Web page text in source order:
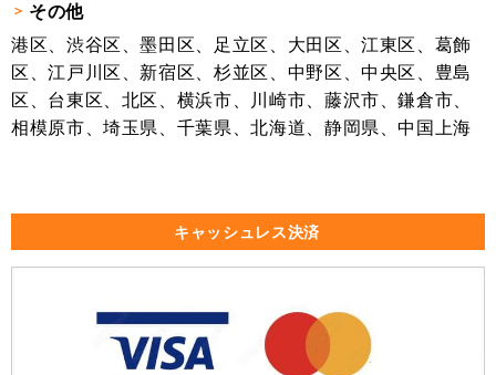
その他
港区、渋谷区、墨田区、足立区、大田区、江東区、葛飾
区、江戸川区、新宿区、杉並区、中野区、中央区、豊島
区、台東区、北区、横浜市、川崎市、藤沢市、鎌倉市、
相模原市、埼玉県、千葉県、北海道、静岡県、中国上海
キャッシュレス決済